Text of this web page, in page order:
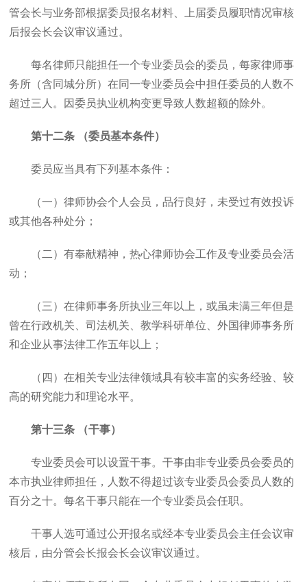
管会长与业务部根据委员报名材料、上届委员履职情况审核
后报会长会议审议通过。
每名律师只能担任一个专业委员会的委员，每家律师事
务所（含同城分所）在同一专业委员会中担任委员的人数不
超过三人。因委员执业机构变更导致人数超额的除外。
第十二条 （委员基本条件）
委员应当具有下列基本条件：
（一）律师协会个人会员，品行良好，未受过有效投诉
或其他各种处分；
（二）有奉献精神，热心律师协会工作及专业委员会活
动；
（三）在律师事务所执业三年以上，或虽未满三年但是
曾在行政机关、司法机关、教学科研单位、外国律师事务所
和企业从事法律工作五年以上；
（四）在相关专业法律领域具有较丰富的实务经验、较
高的研究能力和理论水平。
第十三条 （干事）
专业委员会可以设置干事。干事由非专业委员会委员的
本市执业律师担任，人数不得超过该专业委员会委员人数的
百分之十。每名干事只能在一个专业委员会任职。
干事人选可通过公开报名或经本专业委员会主任会议审
核后，由分管会长报会长会议审议通过。